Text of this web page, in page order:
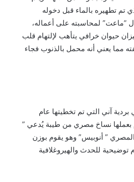
تم تطهيره بالماء قبل دخوله
“ماعت” لمحاسبته على أعماله،
حيوان خرافي يتأهب لإلتهام قلب
مما يعني أنه محمل بالذنوب فجاء
آني التي تم تخطيتها عام
قام بعملها نساخ مصري من طيبة يُدعي ”
المصري ” أنوبيس” وهو يقوم بوزن
توضيحية للحدث والهيروغلافية